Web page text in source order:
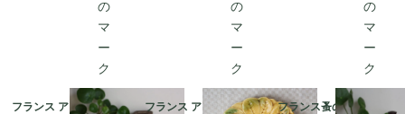
フランス アンティーク
フランス アンティーク
フランス蚤の市 ヴィン